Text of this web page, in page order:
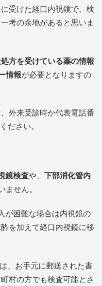
受けた経口内視鏡で、検
考の余地があると思いま
方を受けている薬の情報
情報が必要となりますの
外来受診時か代表電話番
ださい。
鏡検査や、 下部消化管内
ません。
が困難な場合は内視鏡の
を加えて経口内視鏡に移
、お手元に郵送された書
村の方でも検査可能とさ